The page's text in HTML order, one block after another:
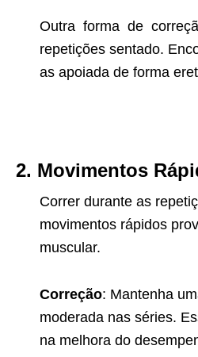
Outra forma de
repetições sentado.
as apoiada de forma
2. Movimentos
Correr durante as
movimentos rápidos
muscular.
Correção: Mantenha
moderada nas séries.
na melhora do